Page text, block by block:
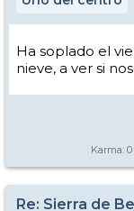
Ha soplado el
nieve, a ver si
Karma: 0
Re: Sierra de